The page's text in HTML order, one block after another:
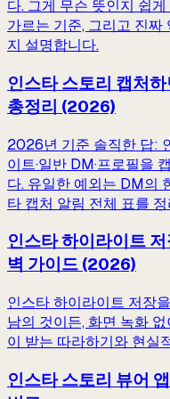
다. 그게 무슨 뜻인지 쉽
가르는 기준, 그리고 진
지 설명합니다.
인스타 스토리 캡처
총정리 (2026)
2026년 기준 솔직한 답:
이트·일반 DM·프로필을
다. 유일한 예외는 DM의
타 캡처 알림 전체 표를
인스타 하이라이트
벽 가이드 (2026)
인스타 하이라이트 저장
남의 것이든, 화면 녹화
이 받는 따라하기와 현실
인스타 스토리 뷰어